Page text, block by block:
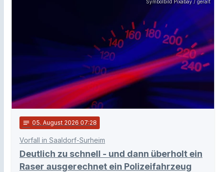
Symbolbild Pixabay / geralt
notes 05. August 2026 07:28
Vorfall in Saaldorf-Surheim
Deutlich zu schnell - und dann überholt ein
Raser ausgerechnet ein Polizeifahrzeug